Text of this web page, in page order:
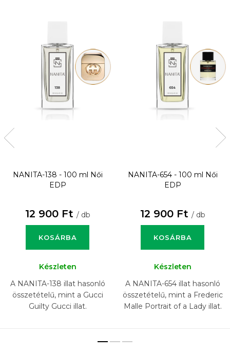
NANITA-138 - 100 ml
Női
EDP
12 900 Ft / db
KOSÁRBA
Készleten
A NANITA-138 illat hasonló
összetételű, mint a Gucci
Guilty Gucci illat.
NANITA-654 - 100 ml
Női
EDP
12 900 Ft / db
KOSÁRBA
Készleten
A NANITA-654 illat hasonló
összetételű, mint a Frederic
Malle Portrait of a Lady illat.